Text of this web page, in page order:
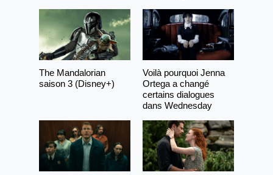
The Mandalorian
saison 3 (Disney+)
Voilà pourquoi Jenna
Ortega a changé
certains dialogues
dans Wednesday